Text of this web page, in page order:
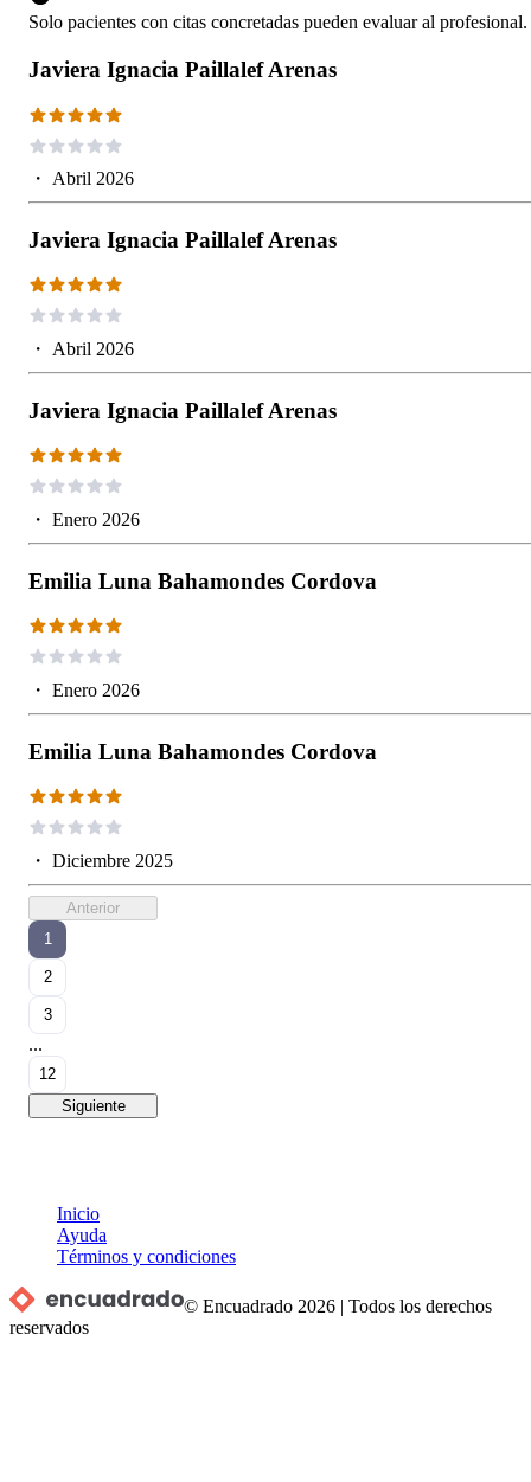
Solo pacientes con citas concretadas pueden evaluar al profesional.
Javiera Ignacia Paillalef Arenas
・ Abril 2026
Javiera Ignacia Paillalef Arenas
・ Abril 2026
Javiera Ignacia Paillalef Arenas
・ Enero 2026
Emilia Luna Bahamondes Cordova
・ Enero 2026
Emilia Luna Bahamondes Cordova
・ Diciembre 2025
Anterior
1
2
3
...
12
Siguiente
Inicio
Ayuda
Términos y condiciones
© Encuadrado 2026 |Todos los derechos
reservados